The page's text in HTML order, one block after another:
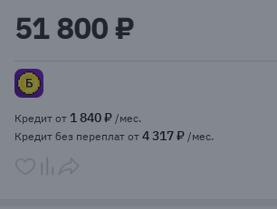
of
5
51 800 ₽
Кредит от 1 840 ₽ /мес.
Кредит без переплат от 4 317 ₽ /мес.